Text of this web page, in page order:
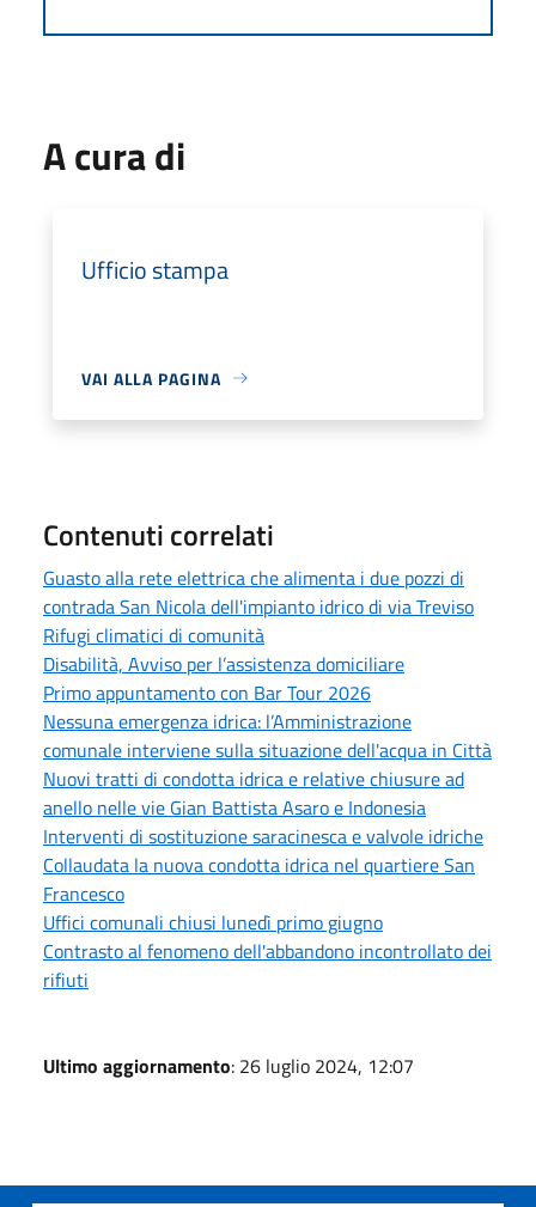
A cura di
Ufficio stampa
VAI ALLA PAGINA
Contenuti correlati
Guasto alla rete elettrica che alimenta i due pozzi di
contrada San Nicola dell'impianto idrico di via Treviso
Rifugi climatici di comunità
Disabilità, Avviso per l’assistenza domiciliare
Primo appuntamento con Bar Tour 2026
Nessuna emergenza idrica: l’Amministrazione
comunale interviene sulla situazione dell'acqua in Città
Nuovi tratti di condotta idrica e relative chiusure ad
anello nelle vie Gian Battista Asaro e Indonesia
Interventi di sostituzione saracinesca e valvole idriche
Collaudata la nuova condotta idrica nel quartiere San
Francesco
Uffici comunali chiusi lunedì primo giugno
Contrasto al fenomeno dell'abbandono incontrollato dei
rifiuti
Ultimo aggiornamento: 26 luglio 2024, 12:07